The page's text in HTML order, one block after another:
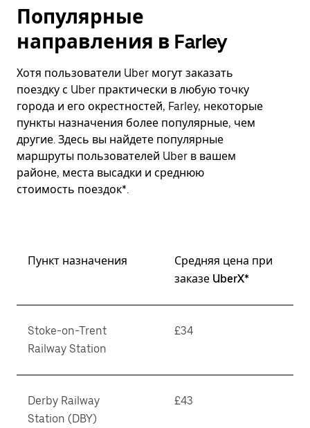
Популярные
направления в Farley
Хотя пользователи Uber могут заказать
поездку с Uber практически в любую точку
города и его окрестностей, Farley, некоторые
пункты назначения более популярные, чем
другие. Здесь вы найдете популярные
маршруты пользователей Uber в вашем
районе, места высадки и среднюю
стоимость поездок*.
Пункт назначения
Средняя цена при
заказе UberX*
Stoke-on-Trent
Railway Station
£34
Derby Railway
Station (DBY)
£43